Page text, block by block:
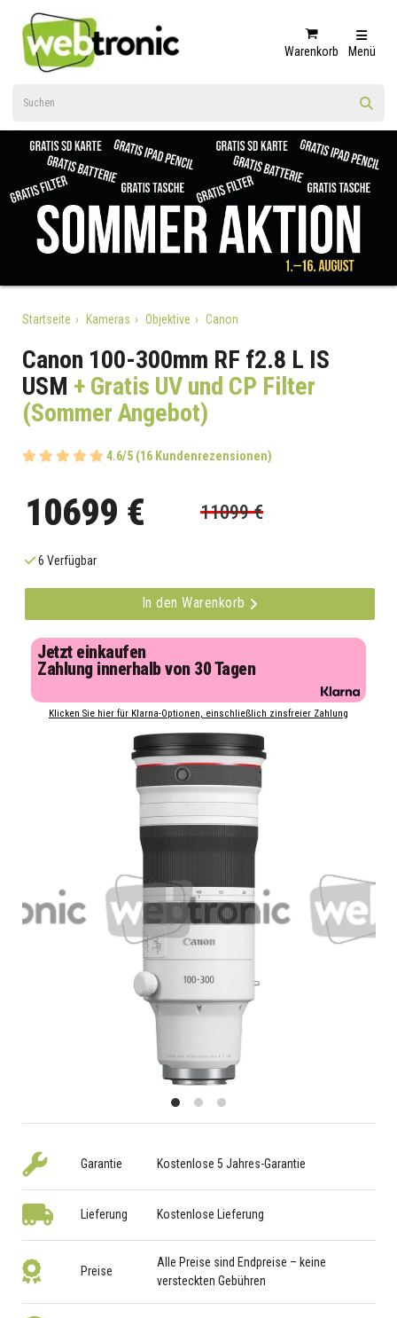
Warenkorb Menü
Startseite Kameras Objektive Canon
Canon 100-300mm RF f2.8 L IS
USM + Gratis UV und CP Filter
(Sommer Angebot)
4.6/5 (16 Kundenrezensionen)
10699 € 11099 €
6 Verfügbar
In den Warenkorb
Jetzt einkaufen
Zahlung innerhalb von 30 Tagen
Klicken Sie hier für Klarna-Optionen, einschließlich zinsfreier Zahlung
Garantie Kostenlose 5 Jahres-Garantie
Lieferung Kostenlose Lieferung
Preise
Alle Preise sind Endpreise – keine
versteckten Gebühren